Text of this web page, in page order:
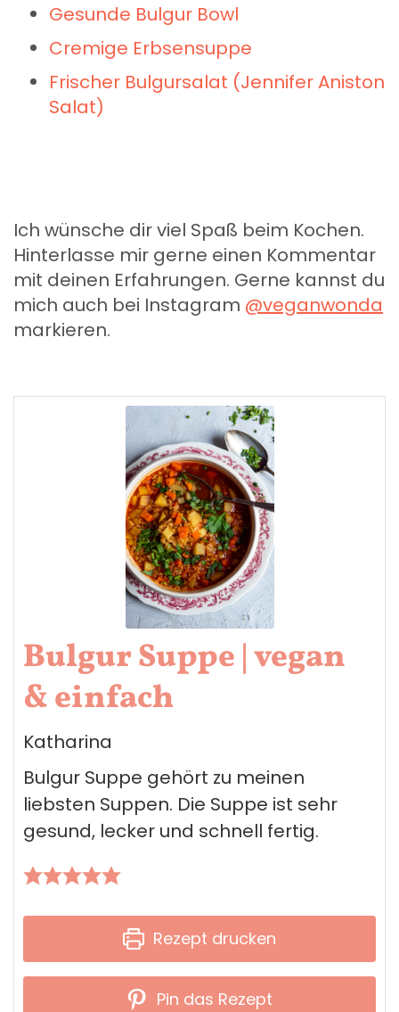
Gesunde Bulgur Bowl
Cremige Erbsensuppe
Frischer Bulgursalat (Jennifer Aniston
Salat)
Ich wünsche dir viel Spaß beim Kochen.
Hinterlasse mir gerne einen Kommentar
mit deinen Erfahrungen. Gerne kannst du
mich auch bei Instagram @veganwonda
markieren.
Bulgur Suppe | vegan
& einfach
Katharina
Bulgur Suppe gehört zu meinen
liebsten Suppen. Die Suppe ist sehr
gesund, lecker und schnell fertig.
Rezept drucken
Pin das Rezept